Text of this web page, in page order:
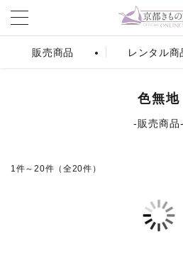
販売商品 レンタル商
色無地
‐販売商品‐
1件～20件（全20件）